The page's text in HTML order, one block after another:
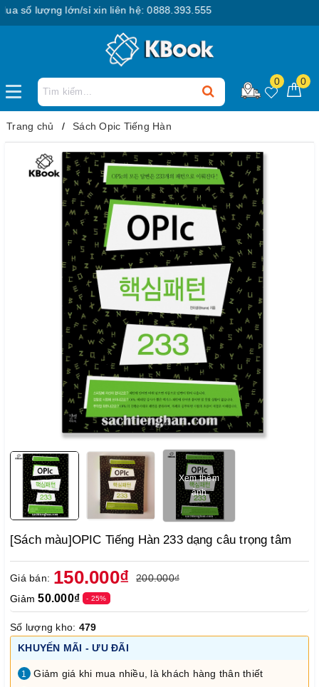
lượng lớn/sỉ xin liên hệ: 0888.393.555
0 0
Trang chủ Sách Opic Tiếng Hàn
1/5
Xem thêm
ảnh
[Sách màu]OPIC Tiếng Hàn 233 dạng câu trọng tâm
Giá bán: 150.000₫
200.000₫
Giảm50.000₫ - 25%
Số lượng kho: 479
KHUYẾN MÃI - ƯU ĐÃI
1 Giảm giá khi mua nhiều, là khách hàng thân thiết